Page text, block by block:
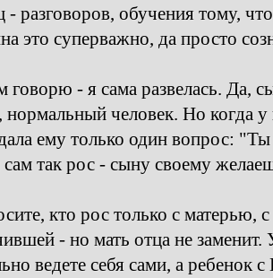
- разговоров, обучения тому,
это суперважно, да просто
говорю - я сама развелась. Да,
нормальный человек. Но когда у
ему только один вопрос:
так рос - сыну своему
кто рос только с
- но мать отца не заменит.
ведете себя сами, а ребенок